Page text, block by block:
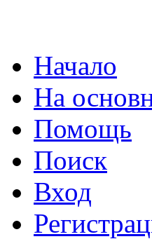
Начало
На
Помощь
Поиск
Вход